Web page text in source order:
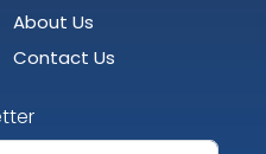
About Us
Contact Us